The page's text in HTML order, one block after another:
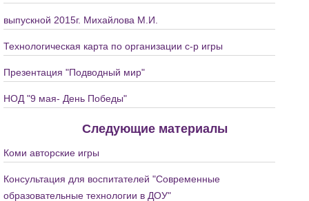
выпускной 2015г. Михайлова М.И.
Технологическая карта по организации с-р игры
Презентация "Подводный мир"
НОД "9 мая- День Победы"
Следующие материалы
Коми авторские игры
Консультация для воспитателей "Современные
образовательные технологии в ДОУ"